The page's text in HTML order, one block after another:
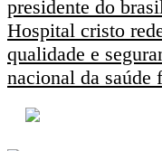
presidente do
Hospital cristo
qualidade e
nacional da saúde